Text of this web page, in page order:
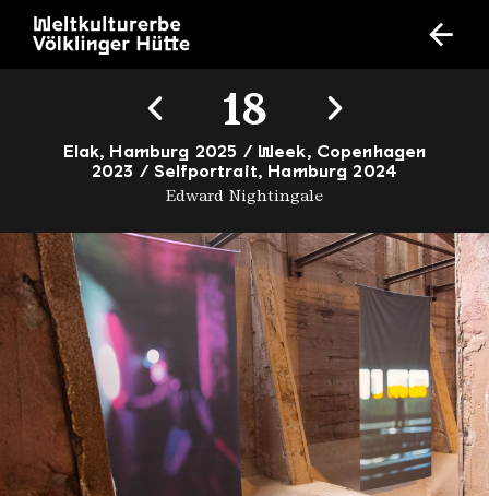
18
Elak, Hamburg 2025 / Week, Copenhagen
2023 / Selfportrait, Hamburg 2024
Edward Nightingale